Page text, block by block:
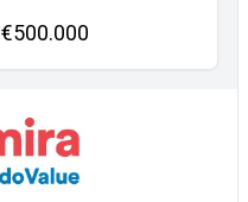
€500.000